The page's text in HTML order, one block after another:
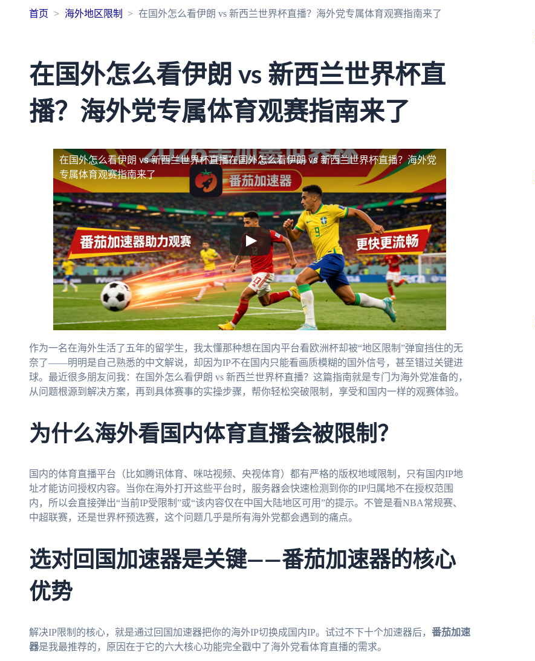
首页 海外地区限制 在国外怎么看伊朗 vs 新西兰世界杯直播？海外党专属体育观赛指南来了
在国外怎么看伊朗 vs 新西兰世界杯直
播？海外党专属体育观赛指南来了
在国外怎么看伊朗 vs 新西兰世界杯直播在国外怎么看伊朗 vs 新西兰世界杯直播？海外党
专属体育观赛指南来了
作为一名在海外生活了五年的留学生，我太懂那种想在国内平台看欧洲杯却被“地区限制”弹窗挡住的无
奈了——明明是自己熟悉的中文解说，却因为IP不在国内只能看画质模糊的国外信号，甚至错过关键进
球。最近很多朋友问我：在国外怎么看伊朗 vs 新西兰世界杯直播？这篇指南就是专门为海外党准备的，
从问题根源到解决方案，再到具体赛事的实操步骤，帮你轻松突破限制，享受和国内一样的观赛体验。
为什么海外看国内体育直播会被限制？
国内的体育直播平台（比如腾讯体育、咪咕视频、央视体育）都有严格的版权地域限制，只有国内IP地
址才能访问授权内容。当你在海外打开这些平台时，服务器会快速检测到你的IP归属地不在授权范围
内，所以会直接弹出“当前IP受限制”或“该内容仅在中国大陆地区可用”的提示。不管是看NBA常规赛、
中超联赛，还是世界杯预选赛，这个问题几乎是所有海外党都会遇到的痛点。
选对回国加速器是关键——番茄加速器的核心
优势
解决IP限制的核心，就是通过回国加速器把你的海外IP切换成国内IP。试过不下十个加速器后， 番茄加速
器是我最推荐的，原因在于它的六大核心功能完全戳中了海外党看体育直播的需求。